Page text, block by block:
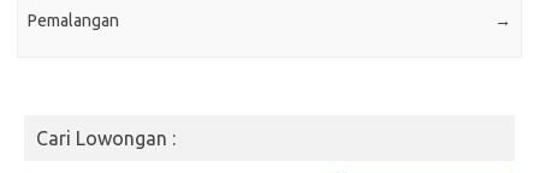
Pemalangan
→
Cari Lowongan :